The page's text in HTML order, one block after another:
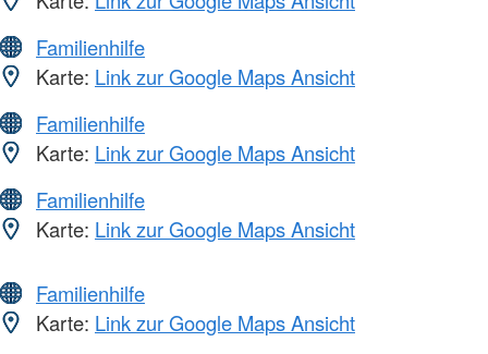
Familienhilfe
Karte: Link zur Google Maps Ansicht
Familienhilfe
Karte: Link zur Google Maps Ansicht
Familienhilfe
Karte: Link zur Google Maps Ansicht
Familienhilfe
Karte: Link zur Google Maps Ansicht